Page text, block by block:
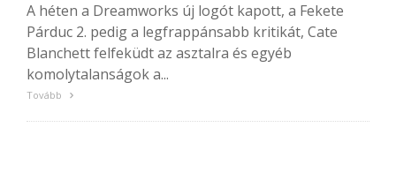
A héten a Dreamworks új logót kapott, a Fekete
Párduc 2. pedig a legfrappánsabb kritikát, Cate
Blanchett felfeküdt az asztalra és egyéb
komolytalanságok a...
Tovább